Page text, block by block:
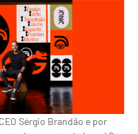
Sérgio Brandão e por